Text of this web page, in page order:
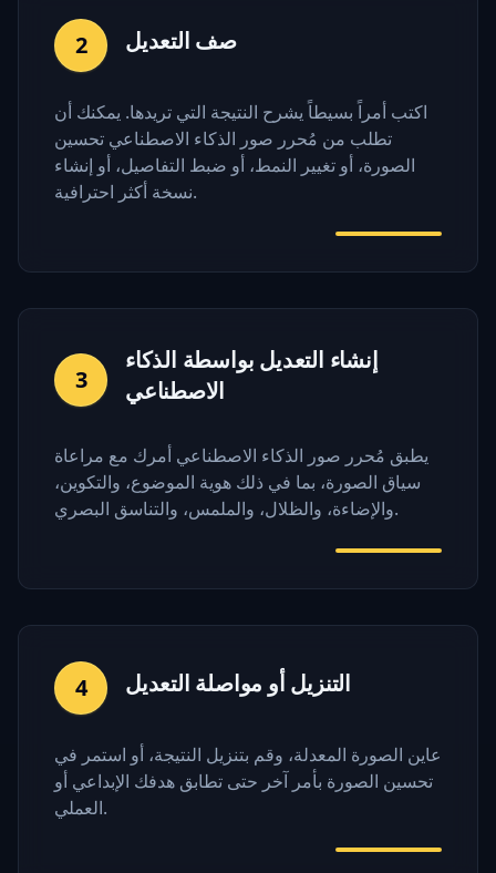
2 صف التعديل
اكتب أمراً بسيطاً يشرح النتيجة التي تريدها. يمكنك أن
تطلب من مُحرر صور الذكاء الاصطناعي تحسين
الصورة، أو تغيير النمط، أو ضبط التفاصيل، أو إنشاء
نسخة أكثر احترافية.
3
إنشاء التعديل بواسطة الذكاء
الاصطناعي
يطبق مُحرر صور الذكاء الاصطناعي أمرك مع مراعاة
سياق الصورة، بما في ذلك هوية الموضوع، والتكوين،
والإضاءة، والظلال، والملمس، والتناسق البصري.
4 التنزيل أو مواصلة التعديل
عاين الصورة المعدلة، وقم بتنزيل النتيجة، أو استمر في
تحسين الصورة بأمر آخر حتى تطابق هدفك الإبداعي أو
العملي.